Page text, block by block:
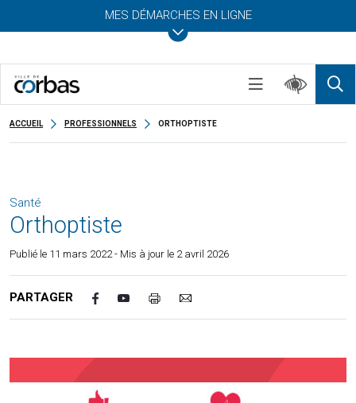
MES DÉMARCHES EN LIGNE
ACCUEIL PROFESSIONNELS ORTHOPTISTE
Santé
Orthoptiste
Publié le 11 mars 2022- Mis à jour le 2 avril 2026
PARTAGER